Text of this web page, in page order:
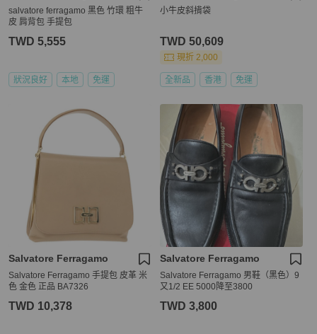
salvatore ferragamo 黑色 竹環 粗牛
皮 肩背包 手提包
TWD 5,555
狀況良好 本地 免運
小牛皮斜揹袋
TWD 50,609
現折 2,000
全新品 香港 免運
Salvatore Ferragamo
Salvatore Ferragamo 手提包 皮革 米
色 金色 正品 BA7326
TWD 10,378
Salvatore Ferragamo
Salvatore Ferragamo 男鞋（黑色）9
又1/2 EE 5000降至3800
TWD 3,800